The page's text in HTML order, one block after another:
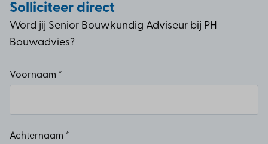
Solliciteer direct
Word jij Senior Bouwkundig Adviseur bij PH
Bouwadvies?
Voornaam *
Achternaam *